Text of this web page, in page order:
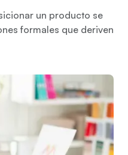
un producto se
formales que deriven